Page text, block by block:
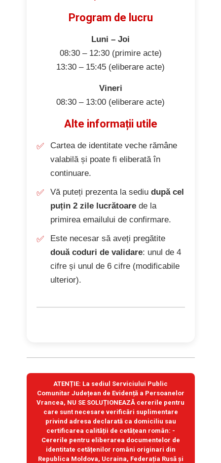
Program de lucru
Luni – Joi
08:30 – 12:30 (primire acte)
13:30 – 15:45 (eliberare acte)
Vineri
08:30 – 13:00 (eliberare acte)
Alte informații utile
Cartea de identitate veche rămâne
valabilă și poate fi eliberată în
continuare.
Vă puteți prezenta la sediu după cel
puțin 2 zile lucrătoarede la
primirea emailului de confirmare.
Este necesar să aveți pregătite
două coduri de validare: unul de 4
cifre și unul de 6 cifre (modificabile
ulterior).
ATENȚIE: La sediul Serviciului Public
Comunitar Județean de Evidență a Persoanelor
Vrancea, NU SE SOLUȚIONEAZĂ cererile pentru
care sunt necesare verificări suplimentare
privind adresa declarată ca domiciliu sau
certificarea calității de cetățean român: -
Cererile pentru eliberarea documentelor de
identitate cetățenilor români originari din
Republica Moldova, Ucraina, Federația Rusă și